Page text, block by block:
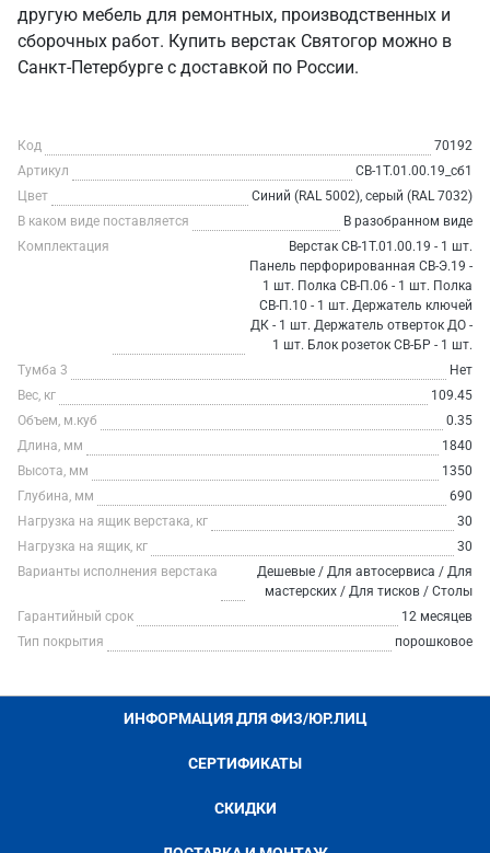
другую мебель для ремонтных, производственных и
сборочных работ. Купить верстак Святогор можно в
Санкт‑Петербурге с доставкой по России.
Код
70192
Артикул
СВ-1Т.01.00.19_сб1
Цвет
Синий (RAL 5002), серый (RAL 7032)
В каком виде поставляется
В разобранном виде
Комплектация
Верстак СВ-1Т.01.00.19 - 1 шт.
Панель перфорированная СВ-Э.19 -
1 шт. Полка СВ-П.06 - 1 шт. Полка
СВ-П.10 - 1 шт. Держатель ключей
ДК - 1 шт. Держатель отверток ДО -
1 шт. Блок розеток СВ-БР - 1 шт.
Тумба 3
Нет
Вес, кг
109.45
Объем, м.куб
0.35
Длина, мм
1840
Высота, мм
1350
Глубина, мм
690
Нагрузка на ящик верстака, кг
30
Нагрузка на ящик, кг
30
Варианты исполнения верстака
Дешевые / Для автосервиса / Для
мастерских / Для тисков / Столы
Гарантийный срок
12 месяцев
Тип покрытия
порошковое
ИНФОРМАЦИЯ ДЛЯ ФИЗ/ЮР.ЛИЦ
СЕРТИФИКАТЫ
СКИДКИ